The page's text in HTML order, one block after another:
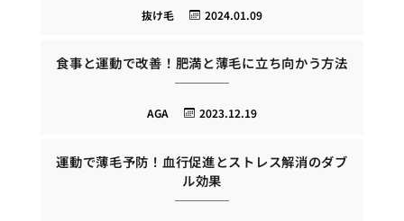
2024.01.09
抜け毛
食事と運動で改善！肥満と薄毛に立ち向かう方法
2023.12.19
AGA
運動で薄毛予防！血行促進とストレス解消のダブ
ル効果